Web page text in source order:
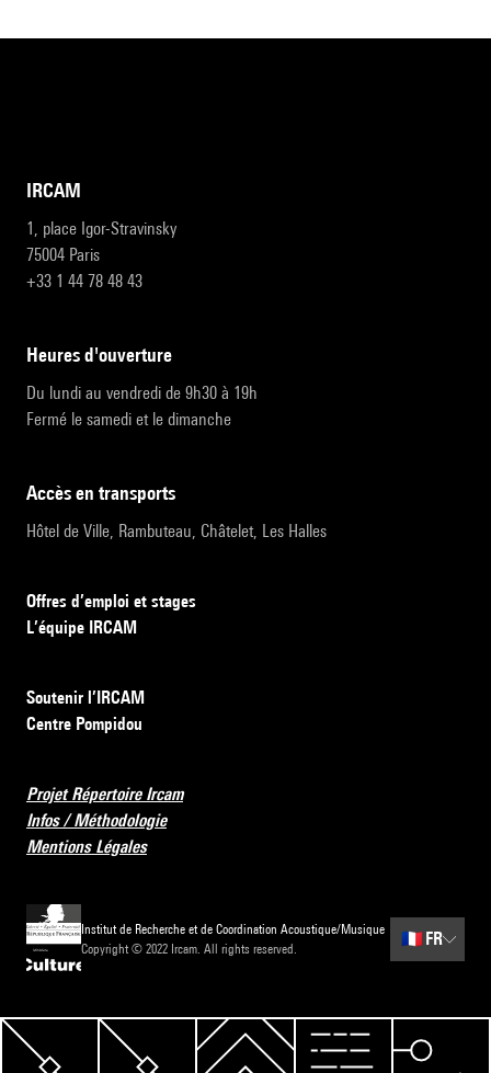
IRCAM
1, place Igor-Stravinsky
75004 Paris
+33 1 44 78 48 43
heures d'ouverture
Du lundi au vendredi de 9h30 à 19h
Fermé le samedi et le dimanche
accès en transports
Hôtel de Ville, Rambuteau, Châtelet, Les Halles
Offres d’emploi et stages
L’équipe IRCAM
Soutenir l’IRCAM
Centre Pompidou
Projet Répertoire Ircam
Infos / Méthodologie
Mentions Légales
Institut de Recherche et de Coordination Acoustique/Musique
Copyright © 2022 Ircam. All rights reserved.
🇫🇷 FR